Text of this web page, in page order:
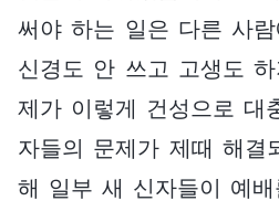
써야 하는 일은 다른 사
신경도 안 쓰고 고생도
제가 이렇게 건성으로 대
자들의 문제가 제때 해결
해 일부 새 신자들이 예